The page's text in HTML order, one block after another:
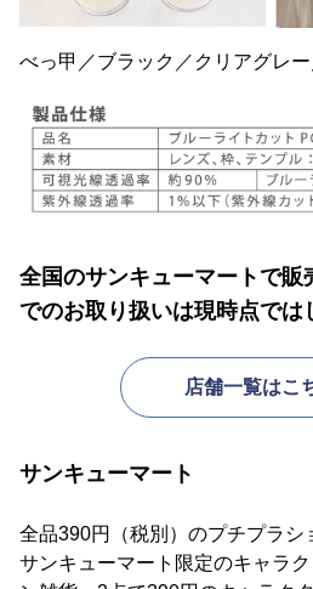
べっ甲／ブラック／クリアグレ
全国のサンキューマートで
でのお取り扱いは現時点では
店舗一覧は
サンキューマート
全品390円（税別）のプチプラシ
サンキューマート限定のキャラ